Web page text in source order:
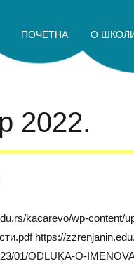
ПОЧЕТНА О
2022.
https://
01/ODLUKA-O-